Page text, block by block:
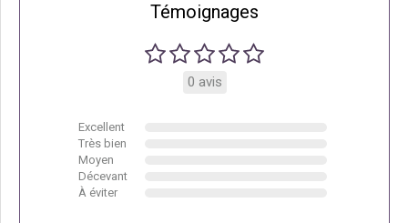
Témoignages
0 avis
Excellent
Très bien
Moyen
Décevant
À éviter